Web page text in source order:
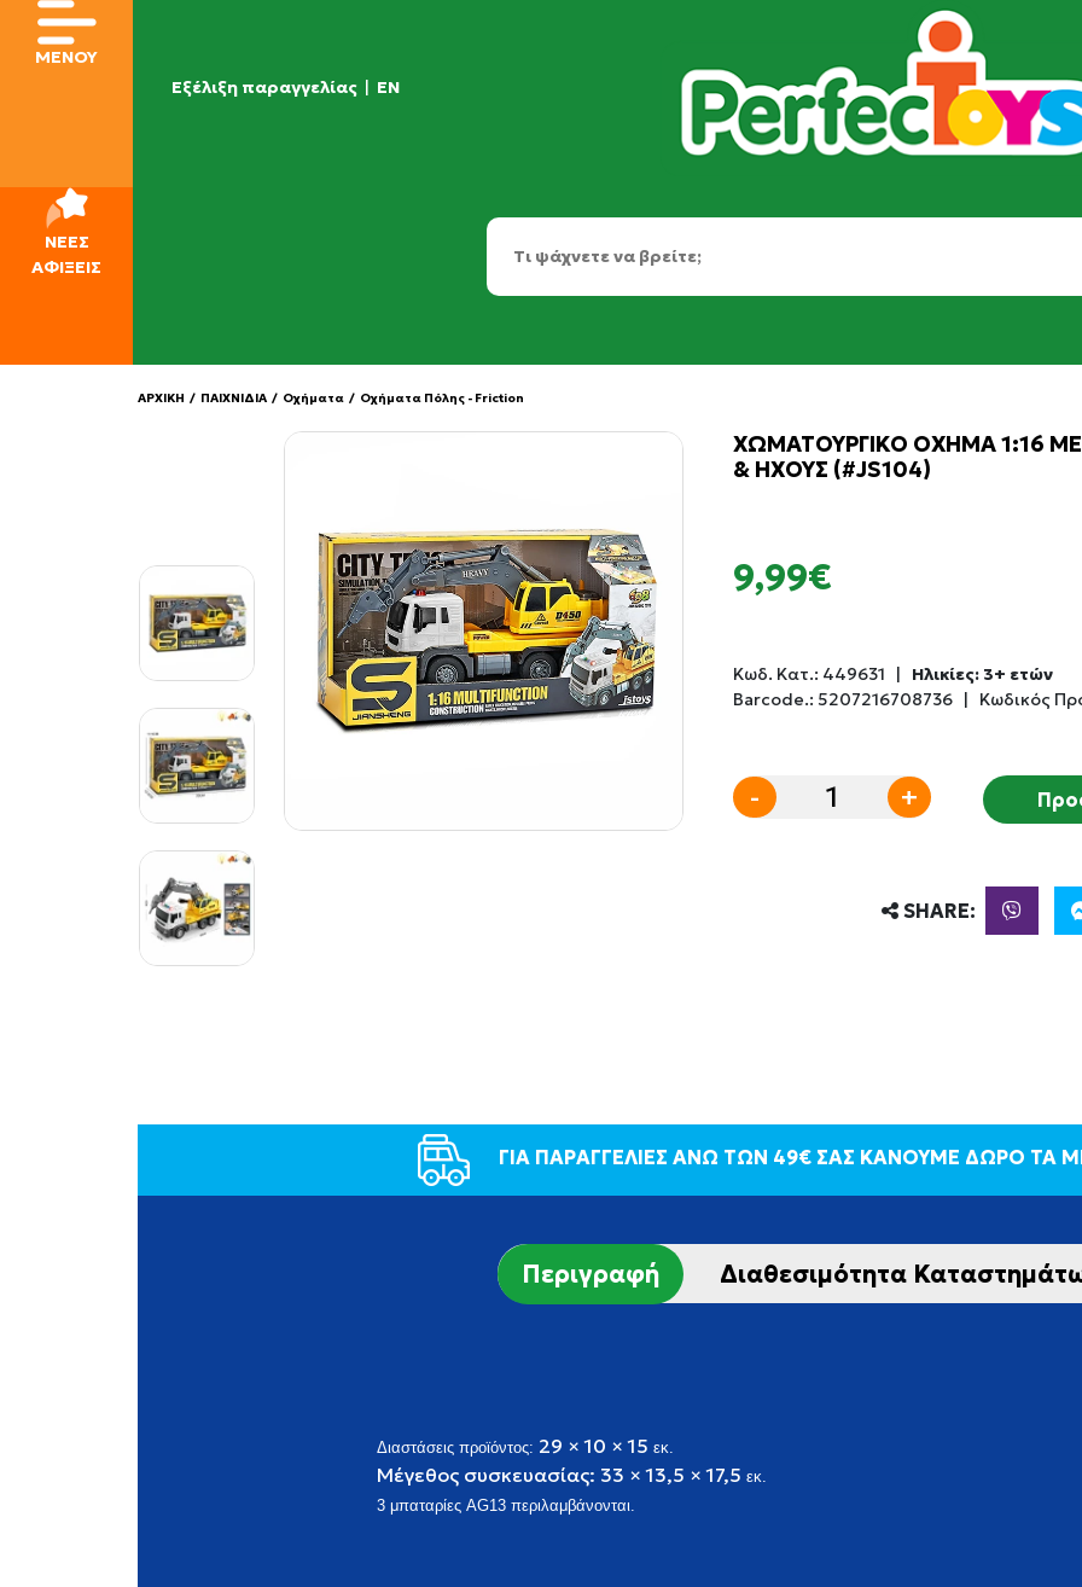
Εξέλιξη παραγγελίας | EN
ΜΕΝΟΥ
ΝΕΕΣ
ΑΦΙΞΕΙΣ
ΑΡΧΙΚΗ / ΠΑΙΧΝΙΔΙΑ / Οχήματα / Οχήματα Πόλης - Friction
ΧΩΜΑΤΟΥΡΓΙΚΟ ΟΧΗΜΑ 1:16
& ΗΧΟΥΣ (#JS104)
9,99€
Κωδ. Κατ.: 449631 |
Ηλικίες: 3+ ετών
Barcode.: 5207216708736 | Κωδικός
- +
SHARE:
ΓΙΑ ΠΑΡΑΓΓΕΛΙΕΣ ΑΝΩ ΤΩΝ 49€ ΣΑΣ ΚΑΝΟΥΜΕ ΔΩΡΟ ΤΑ
Περιγραφή Διαθεσιμότητα
Διαστάσεις προϊόντος: 29 × 10 × 15 εκ.
Μέγεθος συσκευασίας: 33 × 13,5 × 17,5 εκ.
3 μπαταρίες AG13 περιλαμβάνονται.